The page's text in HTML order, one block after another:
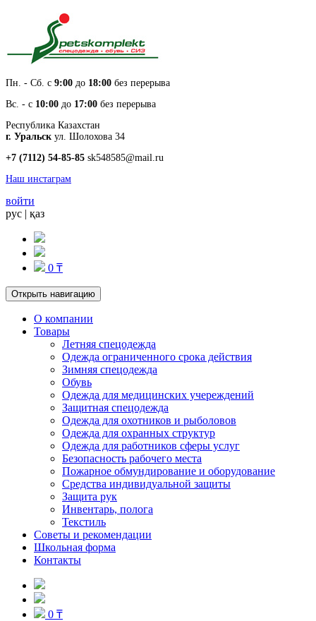
Пн. - Cб. с 9:00 до 18:00 без перерыва
Вс. - с 10:00 до 17:00 без перерыва
Республика Казахстан
г. Уральск ул. Шолохова 34
+7 (7112) 54-85-85 sk548585@mail.ru
Наш инстаграм
войти
рус | қаз
0 ₸
Открыть навигацию
О компании
Товары
Летняя спецодежда
Одежда ограниченного срока действия
Зимняя спецодежда
Обувь
Одежда для медицинских учереждений
Защитная спецодежда
Одежда для охотников и рыболовов
Одежда для охранных структур
Одежда для работников сферы услуг
Безопасность рабочего места
Пожарное обмундирование и оборудование
Средства индивидуальной защиты
Защита рук
Инвентарь, полога
Текстиль
Советы и рекомендации
Школьная форма
Контакты
0 ₸